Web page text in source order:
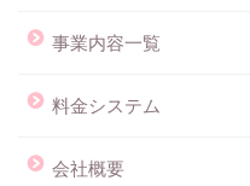
事業内容一覧
料金システム
会社概要